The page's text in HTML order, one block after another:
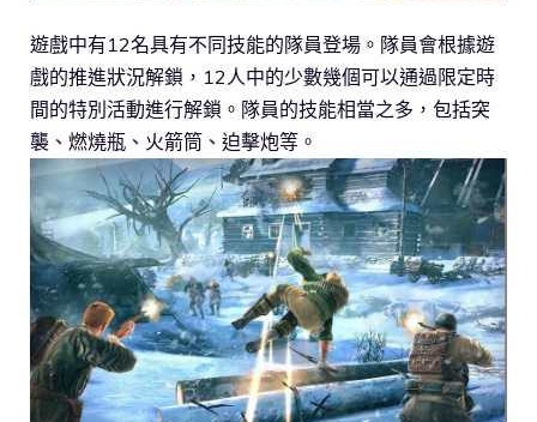
遊戲中有12名具有不同技能的隊員登場。隊員會根據遊
戲的推進狀況解鎖，12人中的少數幾個可以通過限定時
間的特別活動進行解鎖。隊員的技能相當之多，包括突
襲、燃燒瓶、火箭筒、迫擊炮等。